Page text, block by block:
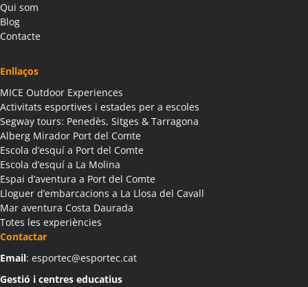
Activitats Teambuilding Empreses Albagés
Activitats Família Amics Albagés
Colònies Escolars Albanyà
Activitats Teambuilding Empreses Albatàrrec
Activitats Família Amics Albatàrrec
Colònies Escolars Albatàrrec
Activitats Teambuilding Empreses Albesa
Activitats Família Amics Albesa
Colònies Escolars Albesa
Activitats Teambuilding Empreses Albi
Activitats Família Amics Albi
Colònies Escolars Albi
Activitats Teambuilding Empreses Albinyana
Qui som
Blog
Contacte
Enllaços
MICE Outdoor Experiences
Activitats esportives i estades per a escoles
Segway tours: Penedès, Sitges & Tarragona
Alberg Mirador Port del Comte
Escola d’esquí a Port del Comte
Escola d’esquí a La Molina
Espai d’aventura a Port del Comte
Lloguer d’embarcacions a La Llosa del Cavall
Mar aventura Costa Daurada
Totes les experiències
Contactar
Email: esportec@esportec.cat
Gestió i centres educatius